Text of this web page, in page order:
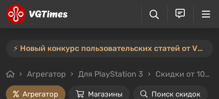
⚡️ Новый конкурс пользовательских статей от VGTimes — участвуйте тут ⚡️
Агрегатор Для PlayStation 3 Скидки от 10%
Агрегатор Магазины Поиск скидок